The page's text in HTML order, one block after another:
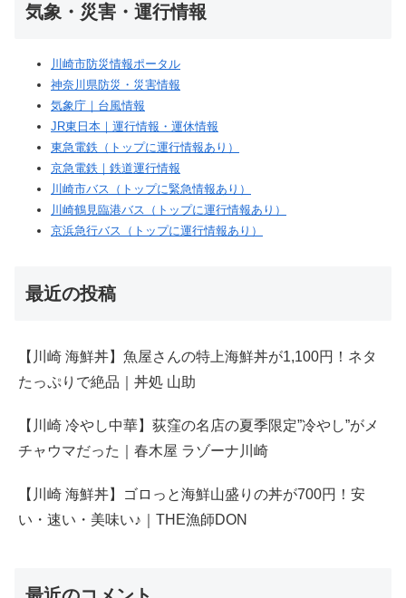
気象・災害・運行情報
川崎市防災情報ポータル
神奈川県防災・災害情報
気象庁｜台風情報
JR東日本｜運行情報・運休情報
東急電鉄（トップに運行情報あり）
京急電鉄｜鉄道運行情報
川崎市バス（トップに緊急情報あり）
川崎鶴見臨港バス（トップに運行情報あり）
京浜急行バス（トップに運行情報あり）
最近の投稿
【川崎 海鮮丼】魚屋さんの特上海鮮丼が1,100円！ネタ
たっぷりで絶品｜丼処 山助
【川崎 冷やし中華】荻窪の名店の夏季限定”冷やし”がメ
チャウマだった｜春木屋 ラゾーナ川崎
【川崎 海鮮丼】ゴロっと海鮮山盛りの丼が700円！安
い・速い・美味い♪｜THE漁師DON